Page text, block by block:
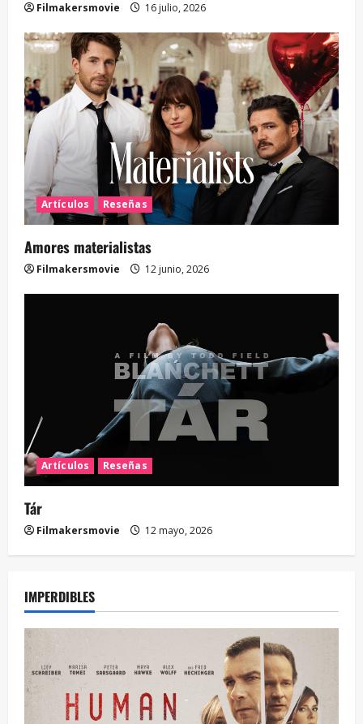
Filmakersmovie 16 julio, 2026
Artículos Reseñas
Amores materialistas
Filmakersmovie 12 junio, 2026
Artículos Reseñas
Tár
Filmakersmovie 12 mayo, 2026
IMPERDIBLES